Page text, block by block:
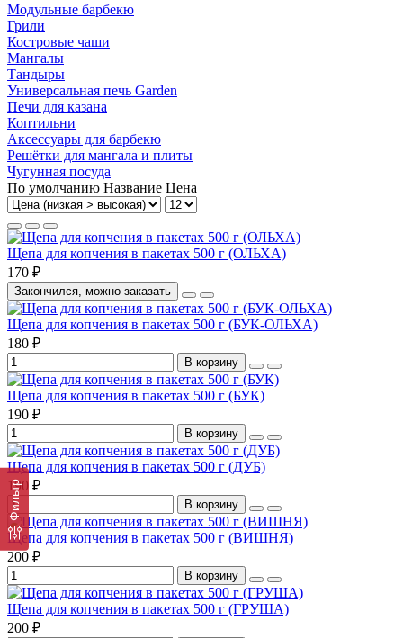
Фильтр
Модульные барбекю
Грили
Костровые чаши
Мангалы
Тандыры
Универсальная печь Garden
Печи для казана
Коптильни
Аксессуары для барбекю
Решётки для мангала и плиты
Чугунная посуда
По умолчанию Название Цена
Щепа для копчения в пакетах 500 г (ОЛЬХА)
170 ₽
Закончился, можно заказать
Щепа для копчения в пакетах 500 г (БУК-ОЛЬХА)
180 ₽
В корзину
Щепа для копчения в пакетах 500 г (БУК)
190 ₽
В корзину
Щепа для копчения в пакетах 500 г (ДУБ)
190 ₽
В корзину
Щепа для копчения в пакетах 500 г (ВИШНЯ)
200 ₽
В корзину
Щепа для копчения в пакетах 500 г (ГРУША)
200 ₽